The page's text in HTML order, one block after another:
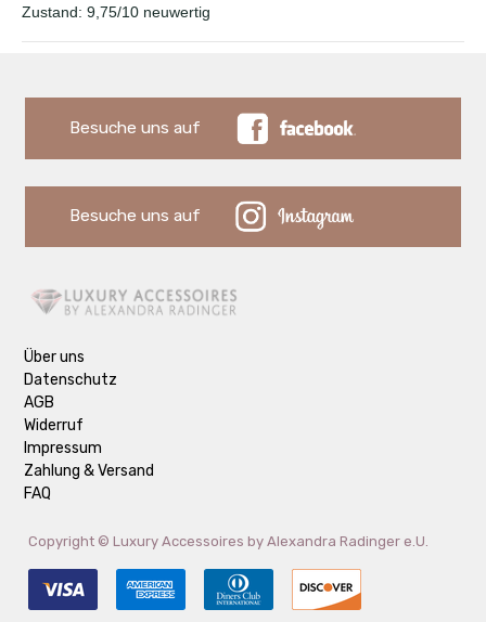
Zustand: 9,75/10 neuwertig
Besuche uns auf
Besuche uns auf
Über uns
Datenschutz
AGB
Widerruf
Impressum
Zahlung & Versand
FAQ
Copyright © Luxury Accessoires by Alexandra Radinger e.U.